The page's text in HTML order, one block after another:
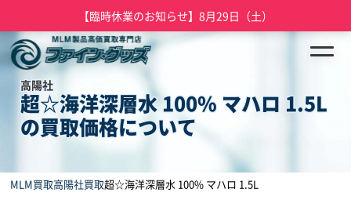
【臨時休業のお知らせ】8月29日（土）
高陽社
超☆海洋深層水 100% マハロ 1.5L
の買取価格について
MLM買取高陽社買取超☆海洋深層水 100% マハロ 1.5L